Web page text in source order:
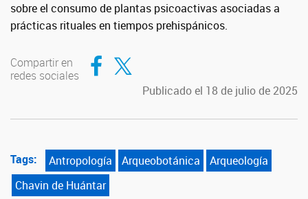
sobre el consumo de plantas psicoactivas asociadas a
prácticas rituales en tiempos prehispánicos.
Compartir en
redes sociales
Compartir en Facebook
Compartir en Twitter
Publicado el 18 de julio de 2025
Tags: Antropología Arqueobotánica
Arqueología
Chavin de Huántar